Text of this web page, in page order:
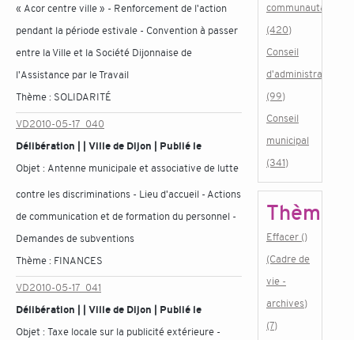
« Acor centre ville » - Renforcement de l'action
pendant la période estivale - Convention à passer
entre la Ville et la Société Dijonnaise de
l'Assistance par le Travail
Thème : SOLIDARITÉ
VD2010-05-17_040
Délibération | | Ville de Dijon | Publié le
Objet : Antenne municipale et associative de lutte
contre les discriminations - Lieu d'accueil - Actions
de communication et de formation du personnel -
Demandes de subventions
Thème : FINANCES
VD2010-05-17_041
Délibération | | Ville de Dijon | Publié le
Objet :Taxe locale sur la publicité extérieure -
communautaire
(420)
Conseil
d'administration
(99)
Conseil
municipal
(341)
Thème
Effacer ()
(Cadre de
vie -
archives)
(7)